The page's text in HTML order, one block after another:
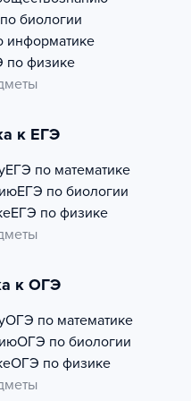
биологии
информатике
по физике
к ЕГЭ
ЕГЭ по математике
ЕГЭ по биологии
ЕГЭ по физике
к ОГЭ
ОГЭ по математике
ОГЭ по биологии
ОГЭ по физике